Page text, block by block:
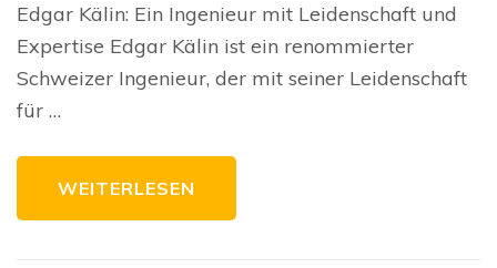
Edgar Kälin: Ein Ingenieur mit Leidenschaft und
Expertise Edgar Kälin ist ein renommierter
Schweizer Ingenieur, der mit seiner Leidenschaft
für …
WEITERLESEN